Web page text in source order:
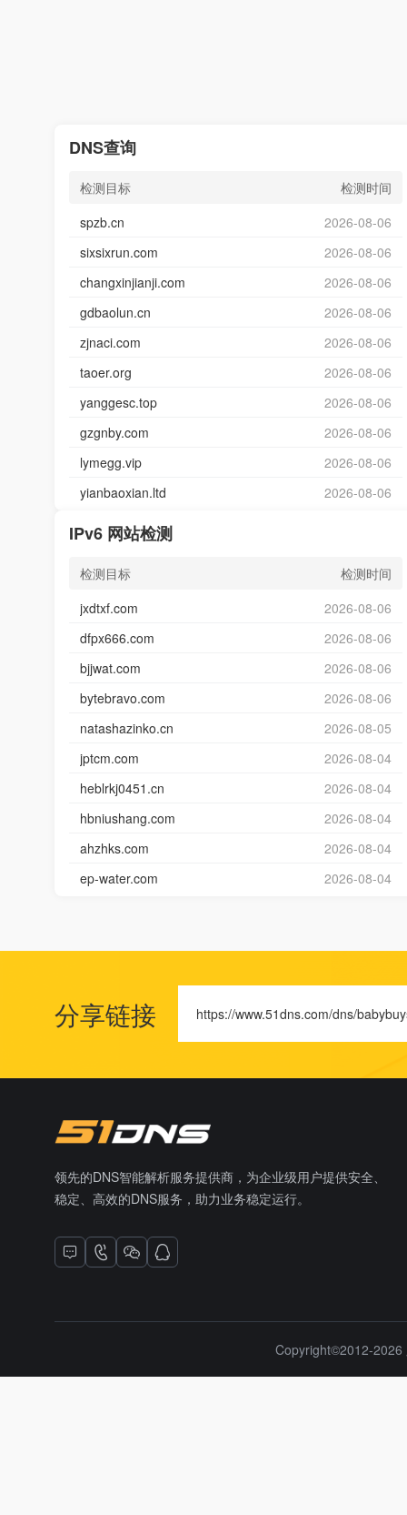
DNS查询
检测目标
检测时间
spzb.cn
2026-08-06
sixsixrun.com
2026-08-06
changxinjianji.com
2026-08-06
gdbaolun.cn
2026-08-06
zjnaci.com
2026-08-06
taoer.org
2026-08-06
yanggesc.top
2026-08-06
gzgnby.com
2026-08-06
lymegg.vip
2026-08-06
yianbaoxian.ltd
2026-08-06
IPv6 网站检测
检测目标
检测时间
jxdtxf.com
2026-08-06
dfpx666.com
2026-08-06
bjjwat.com
2026-08-06
bytebravo.com
2026-08-06
natashazinko.cn
2026-08-05
jptcm.com
2026-08-04
heblrkj0451.cn
2026-08-04
hbniushang.com
2026-08-04
ahzhks.com
2026-08-04
ep-water.com
2026-08-04
分享链接 https://www.51dns.com/dns/
领先的DNS智能解析服务提供商，为企业级用户提供安全、
稳定、高效的DNS服务，助力业务稳定运行。
Copyright©2012-2026